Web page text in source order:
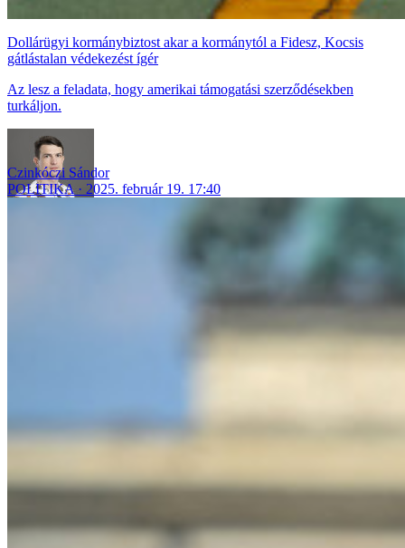
Dollárügyi kormánybiztost akar a kormánytól a Fidesz, Kocsis
gátlástalan védekezést ígér
Az lesz a feladata, hogy amerikai támogatási szerződésekben
turkáljon.
Czinkóczi Sándor
POLITIKA
2025. február 19. 17:40